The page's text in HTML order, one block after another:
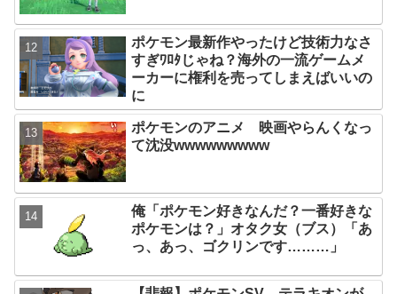
ポケモン最新作やったけど技術力なさ
すぎﾜﾛﾀじゃね？海外の一流ゲームメ
ーカーに権利を売ってしまえばいいの
に
ポケモンのアニメ 映画やらんくなっ
て沈没wwwwwwwww
俺「ポケモン好きなんだ？一番好きな
ポケモンは？」オタク女（ブス）「あ
っ、あっ、ゴクリンです………」